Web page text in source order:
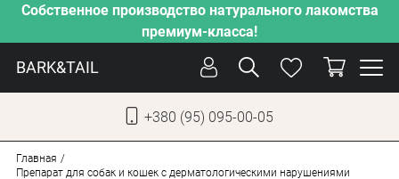
Собственное производство натурального лакомства
премиум-класса!
BARK&TAIL
+380 (95) 095-00-05
Главная
Препарат для собак и кошек с дерматологическими нарушениями